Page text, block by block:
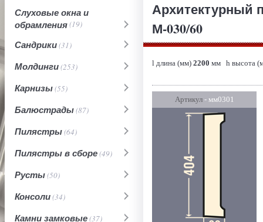
Слуховые окна и
обрамления(19)
Сандрики(31)
Молдинги(253)
Карнизы(55)
Балюстрады(87)
Пилястры(64)
Пилястры в сборе(49)
Русты(50)
Консоли(34)
Камни замковые(37)
Архитектурный
М-030/60
l длина (мм) 2200 мм h высота
Артикул- мм0301